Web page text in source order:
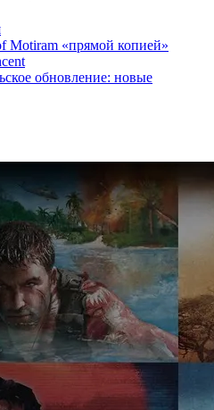
Motiram «прямой копией»
обновление: новые